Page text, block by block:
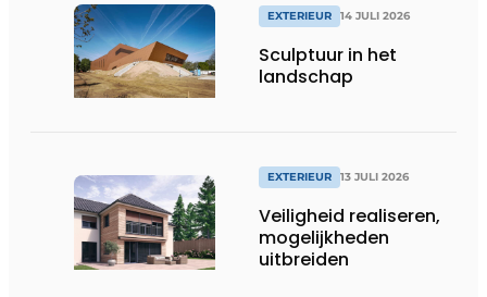
EXTERIEUR 14 JULI 2026
Sculptuur in het
landschap
EXTERIEUR 13 JULI 2026
Veiligheid realiseren,
mogelijkheden
uitbreiden